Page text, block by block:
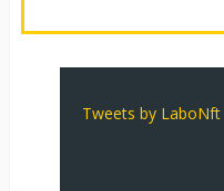
Tweets by LaboNft